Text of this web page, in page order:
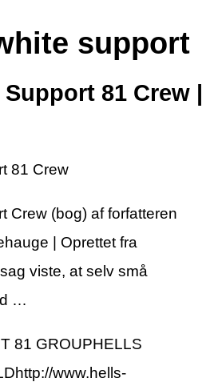
support
81 Crew |
81 Crew
Crew (bog) af forfatteren
| Oprettet fra
viste, at selv små
…
81 GROUPHELLS
www.hells-